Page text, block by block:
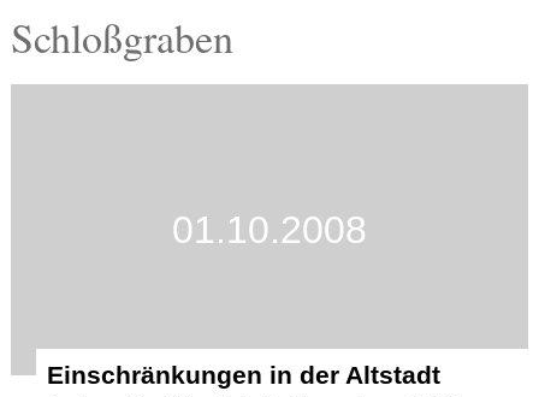
Gesundheit
Schloßgraben
01.10.2008
Einschränkungen in der Altstadt